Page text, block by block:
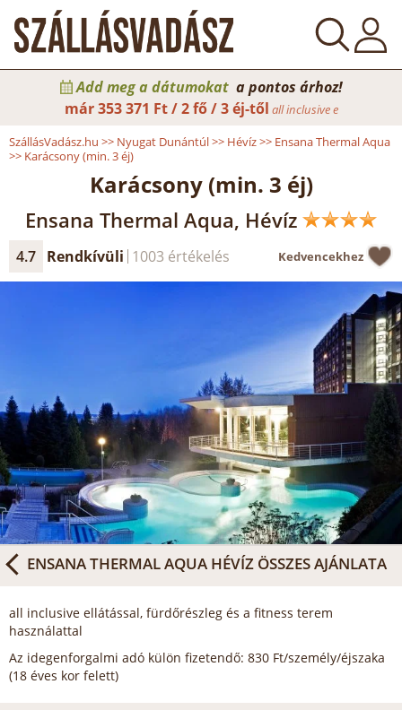
Add meg a dátumokat a pontos árhoz!
már353 371 Ft / 2 fő / 3 éj-től all inclusive e
SzállásVadász.hu >> Nyugat Dunántúl>> Hévíz>> Ensana Thermal Aqua
>> Karácsony (min. 3 éj)
Karácsony (min. 3 éj)
Ensana Thermal Aqua, Hévíz
4.7 Rendkívüli 1003 értékelés Kedvencekhez
ENSANA THERMAL AQUA HÉVÍZ ÖSSZES AJÁNLATA
all inclusive ellátással, fürdőrészleg és a fitness terem
használattal
Az idegenforgalmi adó külön fizetendő: 830 Ft/személy/éjszaka
(18 éves kor felett)